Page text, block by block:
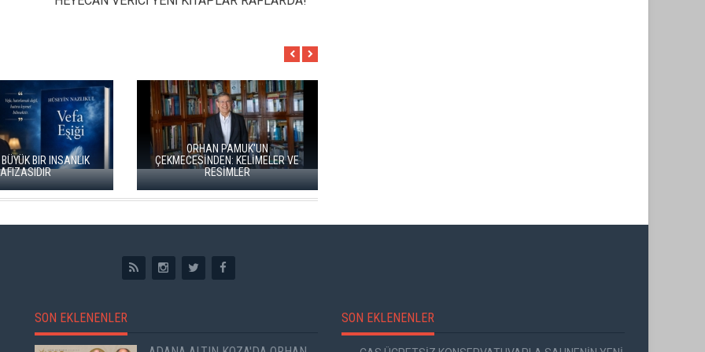
PAMUK'UN
KELİMELER VE
İKİ KİTAP VE BİTMEYEN BİR ENERJİ
SON EKLENENLER SON EKLENENLER